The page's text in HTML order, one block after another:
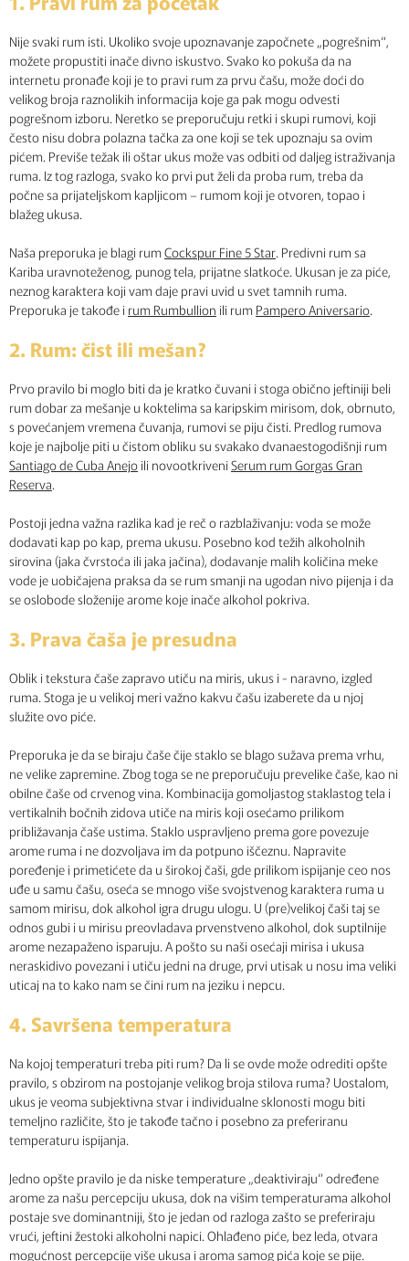
Nije svaki rum isti. Ukoliko svoje upoznavanje započnete „pogrešnim“,
možete propustiti inače divno iskustvo. Svako ko pokuša da na
internetu pronađe koji je to pravi rum za prvu čašu, može doći do
velikog broja raznolikih informacija koje ga pak mogu odvesti
pogrešnom izboru. Neretko se preporučuju retki i skupi rumovi, koji
često nisu dobra polazna tačka za one koji se tek upoznaju sa ovim
pićem. Previše težak ili oštar ukus može vas odbiti od daljeg istraživanja
ruma. Iz tog razloga, svako ko prvi put želi da proba rum, treba da
počne sa prijateljskom kapljicom – rumom koji je otvoren, topao i
blažeg ukusa.
Naša preporuka je blagi rum Cockspur Fine 5 Star. Predivni rum sa
Kariba uravnoteženog, punog tela, prijatne slatkoće. Ukusan je za piće,
neznog karaktera koji vam daje pravi uvid u svet tamnih ruma.
Preporuka je takođe i rum Rumbullion ili rum Pampero Aniversario.
2. Rum: čist ili mešan?
Prvo pravilo bi moglo biti da je kratko čuvani i stoga obično jeftiniji beli
rum dobar za mešanje u koktelima sa karipskim mirisom, dok, obrnuto,
s povećanjem vremena čuvanja, rumovi se piju čisti. Predlog rumova
koje je najbolje piti u čistom obliku su svakako dvanaestogodišnji rum
Santiago de Cuba Anejo ili novootkriveni Serum rum Gorgas Gran
Reserva.
Postoji jedna važna razlika kad je reč o razblaživanju: voda se može
dodavati kap po kap, prema ukusu. Posebno kod težih alkoholnih
sirovina (jaka čvrstoća ili jaka jačina), dodavanje malih količina meke
vode je uobičajena praksa da se rum smanji na ugodan nivo pijenja i da
se oslobode složenije arome koje inače alkohol pokriva.
3. Prava čaša je presudna
Oblik i tekstura čaše zapravo utiču na miris, ukus i - naravno, izgled
ruma. Stoga je u velikoj meri važno kakvu čašu izaberete da u njoj
služite ovo piće.
Preporuka je da se biraju čaše čije staklo se blago sužava prema vrhu,
ne velike zapremine. Zbog toga se ne preporučuju prevelike čaše, kao ni
obilne čaše od crvenog vina. Kombinacija gomoljastog staklastog tela i
vertikalnih bočnih zidova utiče na miris koji osećamo prilikom
približavanja čaše ustima. Staklo uspravljeno prema gore povezuje
arome ruma i ne dozvoljava im da potpuno iščeznu. Napravite
poređenje i primetićete da u širokoj čaši, gde prilikom ispijanje ceo nos
uđe u samu čašu, oseća se mnogo više svojstvenog karaktera ruma u
samom mirisu, dok alkohol igra drugu ulogu. U (pre)velikoj čaši taj se
odnos gubi i u mirisu preovladava prvenstveno alkohol, dok suptilnije
arome nezapaženo isparuju. A pošto su naši osećaji mirisa i ukusa
neraskidivo povezani i utiču jedni na druge, prvi utisak u nosu ima veliki
uticaj na to kako nam se čini rum na jeziku i nepcu.
4. Savršena temperatura
Na kojoj temperaturi treba piti rum? Da li se ovde može odrediti opšte
pravilo, s obzirom na postojanje velikog broja stilova ruma? Uostalom,
ukus je veoma subjektivna stvar i individualne sklonosti mogu biti
temeljno različite, što je takođe tačno i posebno za preferiranu
temperaturu ispijanja.
Jedno opšte pravilo je da niske temperature „deaktiviraju“ određene
arome za našu percepciju ukusa, dok na višim temperaturama alkohol
postaje sve dominantniji, što je jedan od razloga zašto se preferiraju
vrući, jeftini žestoki alkoholni napici. Ohlađeno piće, bez leda, otvara
mogućnost percepcije više ukusa i aroma samog pića koje se pije.